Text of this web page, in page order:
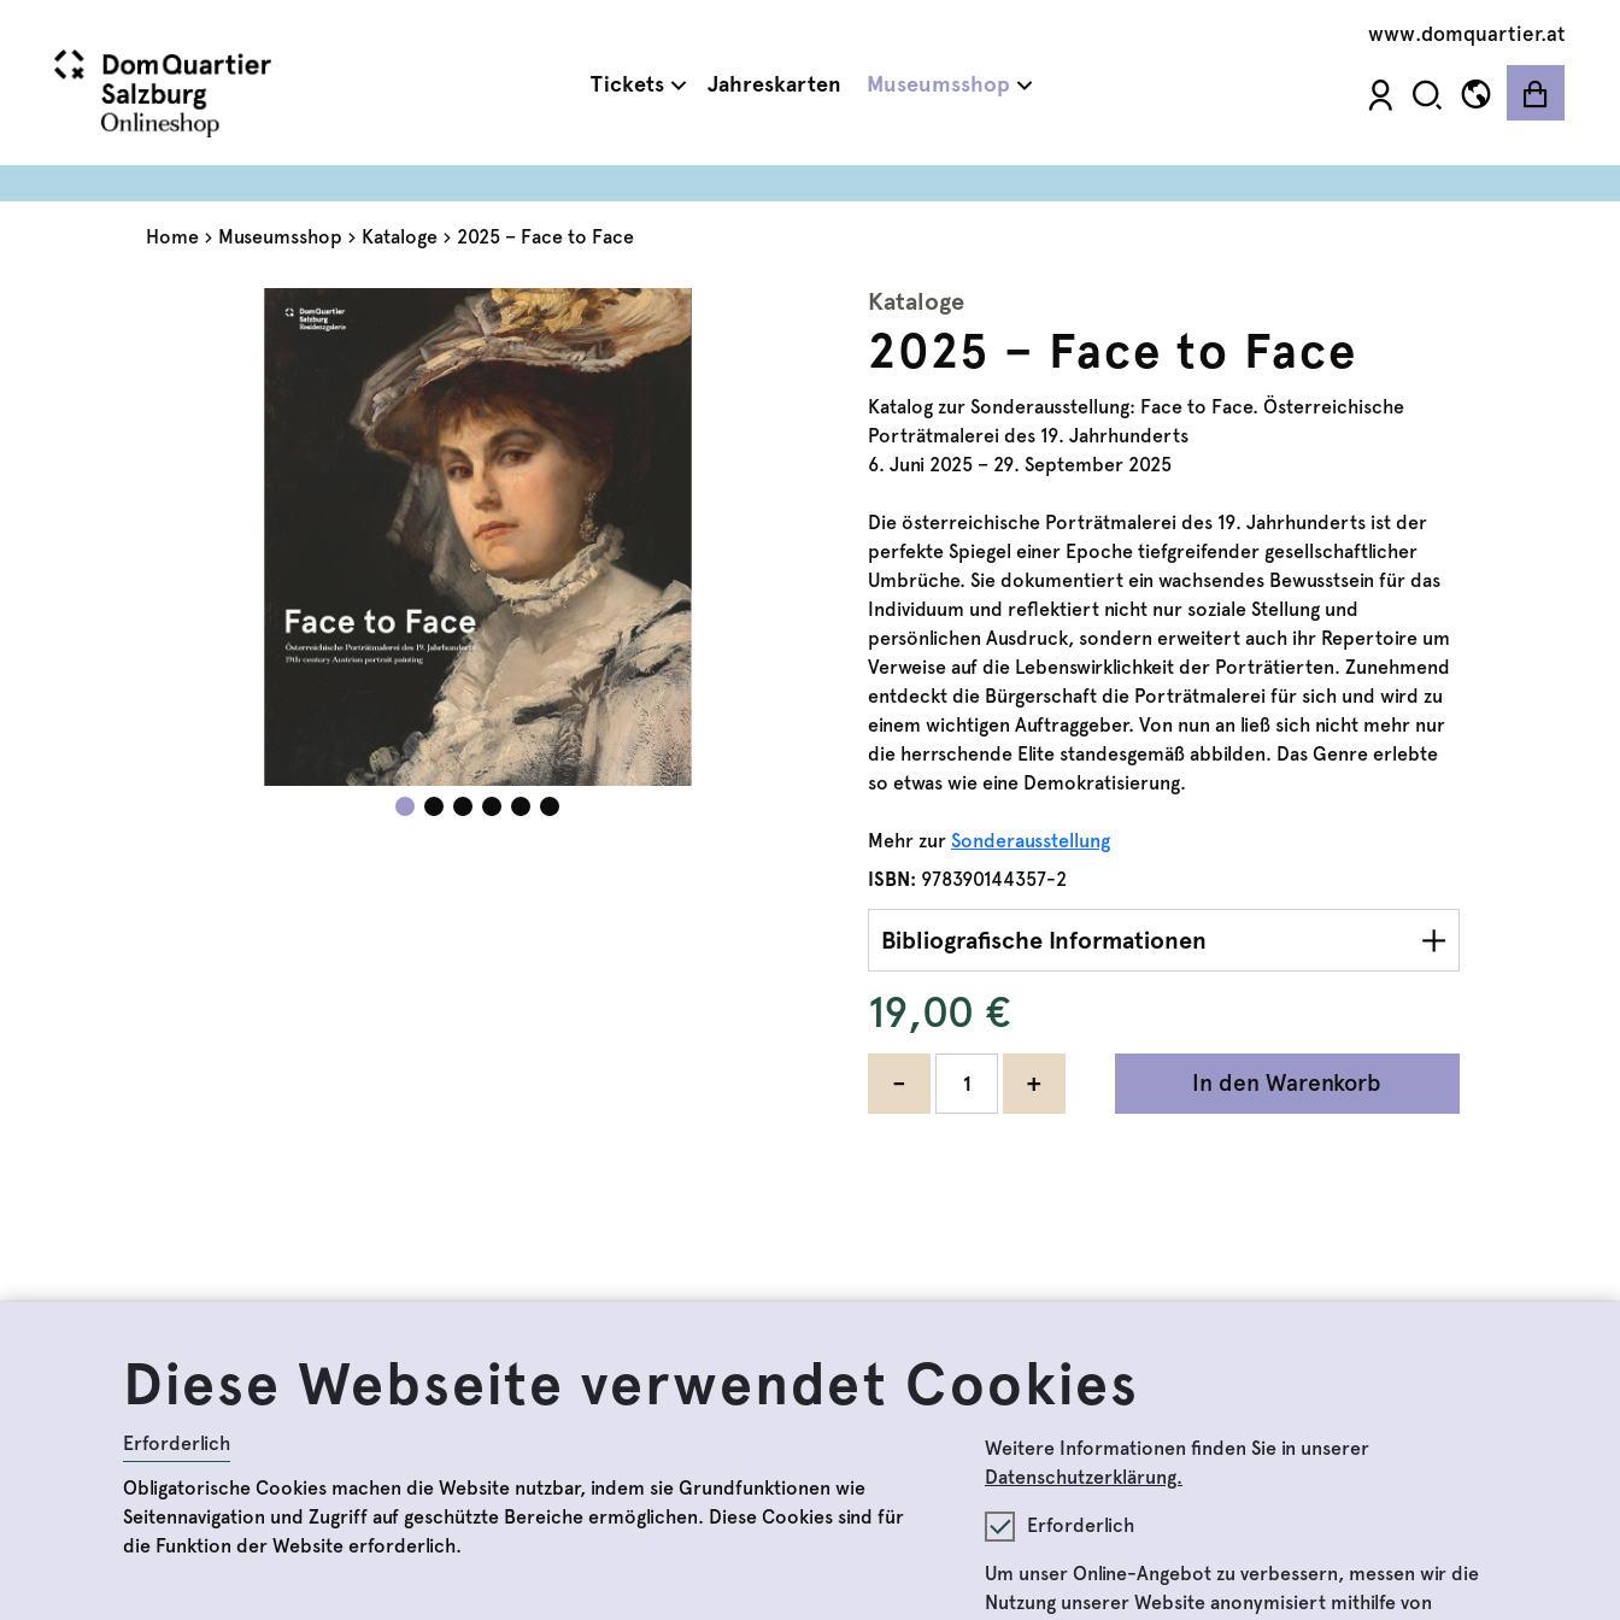
Diese Webseite verwendet Cookies
Erforderlich
Obligatorische Cookies machen die Website nutzbar, indem sie Grundfunktionen wie
Seitennavigation und Zugriff auf geschützte Bereiche ermöglichen. Diese Cookies sind für
die Funktion der Website erforderlich.
Weitere Informationen finden Sie in unserer
Datenschutzerklärung.
Erforderlich
Um unser Online-Angebot zu verbessern, messen wir die
Nutzung unserer Website anonymisiert mithilfe von
www.domquartier.at
Tickets Jahreskarten Museumsshop
Home Museumsshop Kataloge 2025 – Face to Face
Kataloge
2025 – Face to Face
Katalog zur Sonderausstellung: Face to Face. Österreichische
Porträtmalerei des 19. Jahrhunderts
6. Juni 2025 – 29. September 2025
Die österreichische Porträtmalerei des 19. Jahrhunderts ist der
perfekte Spiegel einer Epoche tiefgreifender gesellschaftlicher
Umbrüche. Sie dokumentiert ein wachsendes Bewusstsein für das
Individuum und reflektiert nicht nur soziale Stellung und
persönlichen Ausdruck, sondern erweitert auch ihr Repertoire um
Verweise auf die Lebenswirklichkeit der Porträtierten. Zunehmend
entdeckt die Bürgerschaft die Porträtmalerei für sich und wird zu
einem wichtigen Auftraggeber. Von nun an ließ sich nicht mehr nur
die herrschende Elite standesgemäß abbilden. Das Genre erlebte
so etwas wie eine Demokratisierung.
Mehr zur Sonderausstellung
ISBN: 978390144357-2
Bibliografische Informationen
19,00 €
- + In den Warenkorb
www.domquartier.at